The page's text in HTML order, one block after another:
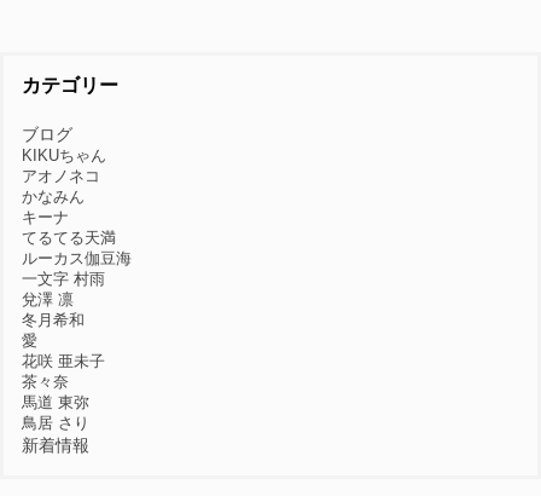
カテゴリー
ブログ
KIKUちゃん
アオノネコ
かなみん
キーナ
てるてる天満
ルーカス伽豆海
一文字 村雨
兌澤 凛
冬月希和
愛
花咲 亜未子
茶々奈
馬道 東弥
鳥居 さり
新着情報